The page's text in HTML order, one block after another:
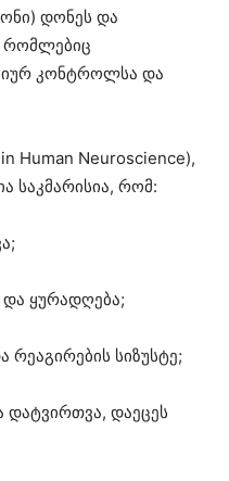
დონეს და
რომლებიც
კონტროლსა და
Human Neuroscience),
საკმარისია, რომ:
და ყურადღება;
სიზუსტე;
დაეცეს